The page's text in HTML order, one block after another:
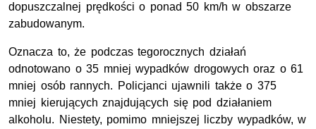
dopuszczalnej prędkości o ponad 50 km/h w obszarze
zabudowanym.
Oznacza to, że podczas tegorocznych działań
odnotowano o 35 mniej wypadków drogowych oraz o 61
mniej osób rannych. Policjanci ujawnili także o 375
mniej kierujących znajdujących się pod działaniem
alkoholu. Niestety, pomimo mniejszej liczby wypadków, w